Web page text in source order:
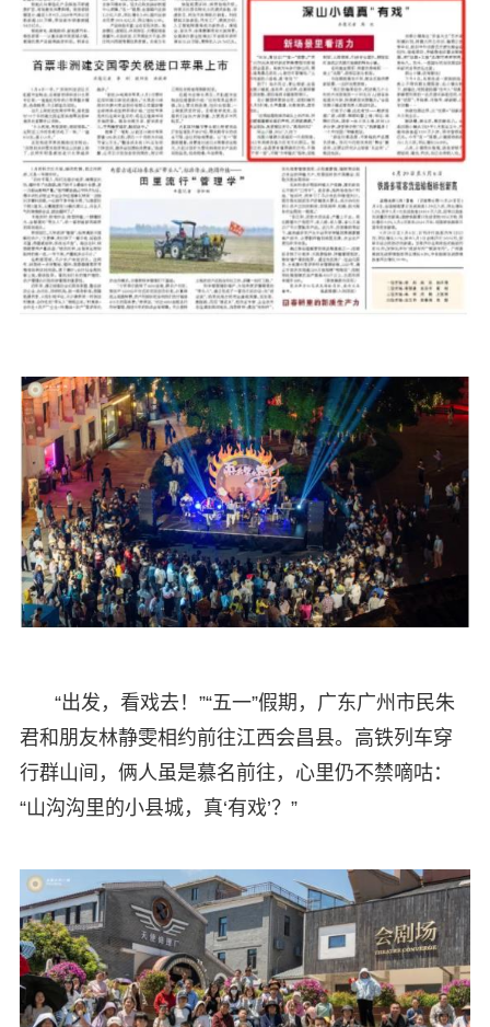
“出发，看戏去！”“五一”假期，广东广州市民朱
君和朋友林静雯相约前往江西会昌县。高铁列车穿
行群山间，俩人虽是慕名前往，心里仍不禁嘀咕：
“山沟沟里的小县城，真‘有戏’？”